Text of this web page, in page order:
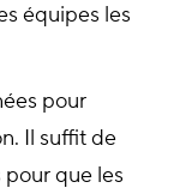
équipes les
pour
Il suffit de
que les